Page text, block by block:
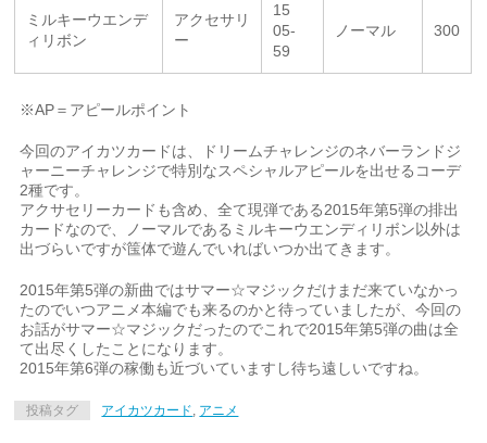
ミルキーウエンデ
ィリボン
アクセサリ
ー
15
05-
59
ノーマル 300
※AP＝アピールポイント
今回のアイカツカードは、ドリームチャレンジのネバーランドジ
ャーニーチャレンジで特別なスペシャルアピールを出せるコーデ
2種です。
アクサセリーカードも含め、全て現弾である2015年第5弾の排出
カードなので、ノーマルであるミルキーウエンディリボン以外は
出づらいですが筺体で遊んでいればいつか出てきます。
2015年第5弾の新曲ではサマー☆マジックだけまだ来ていなかっ
たのでいつアニメ本編でも来るのかと待っていましたが、今回の
お話がサマー☆マジックだったのでこれで2015年第5弾の曲は全
て出尽くしたことになります。
2015年第6弾の稼働も近づいていますし待ち遠しいですね。
投稿タグ アイカツカード, アニメ